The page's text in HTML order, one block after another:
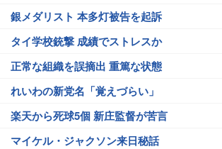
銀メダリスト 本多灯被告を起訴
タイ学校銃撃 成績でストレスか
正常な組織を誤摘出 重篤な状態
れいわの新党名「覚えづらい」
楽天から死球5個 新庄監督が苦言
マイケル・ジャクソン来日秘話